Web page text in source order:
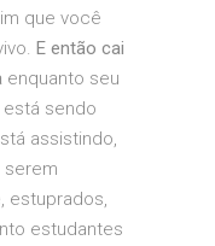
que você
E então cai
enquanto seu
sendo
assistindo,
serem
, estuprados,
estudantes